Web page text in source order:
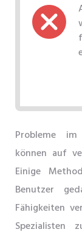
Probleme
können auf
Einige
Benutzer
Fähigkeiten
Spezialisten